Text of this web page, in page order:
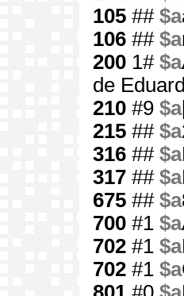
105 ## $a
106 ## $a
200 1# $a
de
210 #9 $a
215 ## $a
316 ## $a
317 ## $a
675 ## $a
700 #1 $a
702 #1 $a
702 #1 $a